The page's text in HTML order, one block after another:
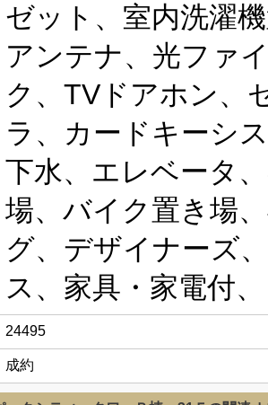
ゼット、室内洗濯
アンテナ、光ファ
ク、TVドアホン、
ラ、カードキーシ
下水、エレベータ
場、バイク置き場
グ、デザイナーズ
ス、家具・家電付、
24495
成約